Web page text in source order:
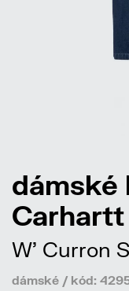
dámské
Carhartt
W' Curron
dámské / kód: